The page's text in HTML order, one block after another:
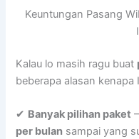
Keuntungan Pasang
Kalau lo masih ragu buat
beberapa alasan
✔ Banyak pilihan paket
per bulan sampai yang